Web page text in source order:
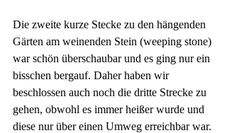
Die zweite kurze Stecke zu den hängenden
Gärten am weinenden Stein (weeping stone)
war schön überschaubar und es ging nur ein
bisschen bergauf. Daher haben wir
beschlossen auch noch die dritte Strecke zu
gehen, obwohl es immer heißer wurde und
diese nur über einen Umweg erreichbar war.